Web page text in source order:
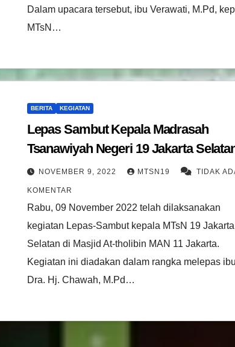
Dalam upacara tersebut, ibu Verawati, M.Pd,
MTsN…
BERITA KEGIATAN
Lepas Sambut Kepala Madrasah
Tsanawiyah Negeri 19 Jakarta
NOVEMBER 9, 2022 MTSN19 TIDAK
KOMENTAR
Rabu, 09 November 2022 telah dilaksanakan
kegiatan Lepas-Sambut kepala MTsN 19 Jakarta
Selatan di Masjid At-tholibin MAN 11 Jakarta.
Kegiatan ini diadakan dalam rangka melepas ibu
Dra. Hj. Chawah, M.Pd…